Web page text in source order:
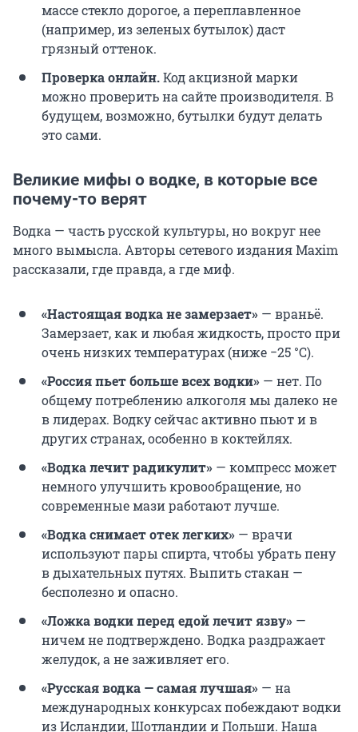
массе стекло дорогое, а переплавленное
(например, из зеленых бутылок) даст
грязный оттенок.
Проверка онлайн.Код акцизной марки
можно проверить на сайте производителя. В
будущем, возможно, бутылки будут делать
это сами.
Великие мифы о водке, в которые все
почему-то верят
Водка — часть русской культуры, но вокруг нее
много вымысла. Авторы сетевого издания Maxim
рассказали, где правда, а где миф.
«Настоящая водка не замерзает» — враньё.
Замерзает, как и любая жидкость, просто при
очень низких температурах (ниже −25 °C).
«Россия пьет больше всех водки» — нет. По
общему потреблению алкоголя мы далеко не
в лидерах. Водку сейчас активно пьют и в
других странах, особенно в коктейлях.
«Водка лечит радикулит» — компресс может
немного улучшить кровообращение, но
современные мази работают лучше.
«Водка снимает отек легких» — врачи
используют пары спирта, чтобы убрать пену
в дыхательных путях. Выпить стакан —
бесполезно и опасно.
«Ложка водки перед едой лечит язву» —
ничем не подтверждено. Водка раздражает
желудок, а не заживляет его.
«Русская водка — самая лучшая» — на
международных конкурсах побеждают водки
из Исландии, Шотландии и Польши. Наша